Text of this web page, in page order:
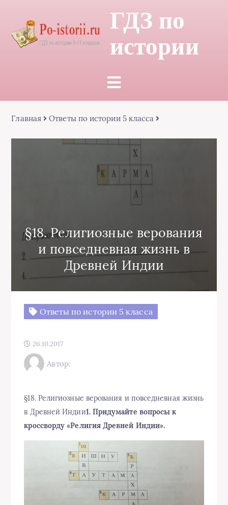
ГДЗ по
истории
Главная Ответы по истории 5 класса
§18. Религиозные верования
и повседневная жизнь в
Древней Индии
Ответы по истории 5 класса
26.10.2017
Автор:
§18. Религиозные верования и повседневная жизнь
в Древней Индии1. Придумайте вопросы к
кроссворду «Религия Древней Индии».